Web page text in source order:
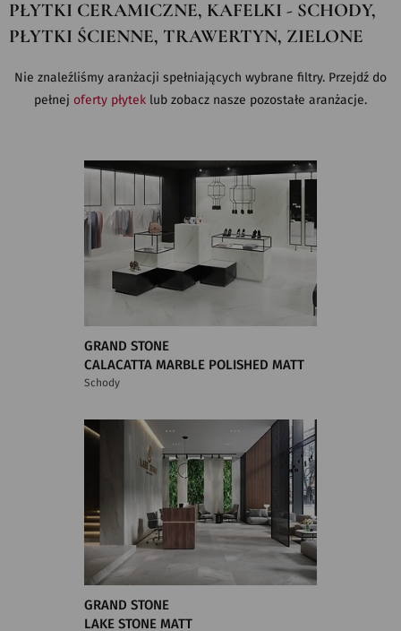
PŁYTKI CERAMICZNE, KAFELKI - SCHODY,
PŁYTKI ŚCIENNE, TRAWERTYN, ZIELONE
Nie znaleźliśmy aranżacji spełniających wybrane filtry. Przejdź do
pełnej oferty płytek lub zobacz nasze pozostałe aranżacje.
GRAND STONE
CALACATTA MARBLE POLISHED MATT
Schody
GRAND STONE
LAKE STONE MATT